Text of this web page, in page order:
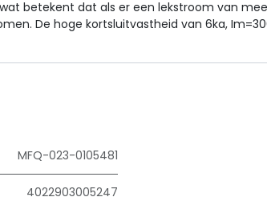
betekent dat als er een lekstroom van
De hoge kortsluitvastheid van 6ka,
MFQ-023-0105481
4022903005247